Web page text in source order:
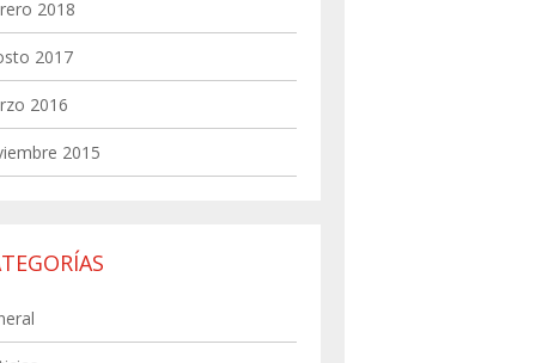
2018
2017
2016
2015